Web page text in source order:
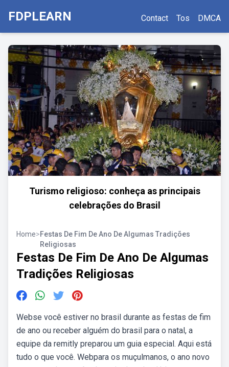
FDPLEARN Contact Tos DMCA
Turismo religioso: conheça as principais
celebrações do Brasil
Home>Festas De Fim De Ano De Algumas Tradições
Religiosas
Festas De Fim De Ano De Algumas
Tradições Religiosas
Webse você estiver no brasil durante as festas de fim
de ano ou receber alguém do brasil para o natal, a
equipe da remitly preparou um guia especial. Aqui está
tudo o que você. Webpara os muçulmanos, o ano novo